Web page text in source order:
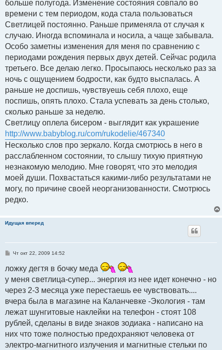
больше полугода. Изменение состояния совпало во
времени с тем периодом, кода стала пользоваться
Светлицей постоянно. Раньше применяла от случая к
случаю. Иногда вспоминала и носила, а чаще забывала.
Особо заметны изменения для меня по сравнению с
периодами рождения первых двух детей. Сейчас родила
третьего. Все делаю легко. Просыпаюсь несколько раз за
ночь с ощущением бодрости, как будто выспалась. А
раньше не доспишь, чувствуешь себя плохо, еще
поспишь, опять плохо. Стала успевать за день столько,
сколько раньше за неделю.
Светлицу оплела бисером - выглядит как украшение
http://www.babyblog.ru/com/rukodelie/467340
Несколько слов про зеркало. Когда смотрюсь в него в
расслабленном состоянии, то слышу тихую приятную
незнакомую мелодию. Мне говорят, что это мелодия
моей души. Похвастаться какими-либо результатами не
могу, по причине своей неорганизованности. Смотрюсь
редко.
Идущая вперед
С
б
е
н
и
е
Чт окт 22, 2009 14:52
ложку дегтя в бочку меда
у меня светлица-супер... энергия из нее идет конечно - но
через 2-3 месяца уже перестаешь ее чувствовать....
вчера была в магазине на Каланчевке -Экология - там
лежат шунгитовые наклейки на телефон - стоят 108
рублей, сделаны в виде знаков зодиака - написано на
них что тоже полностью предохраняют человека от
электро-магнитного излучения и магнитные стельки по